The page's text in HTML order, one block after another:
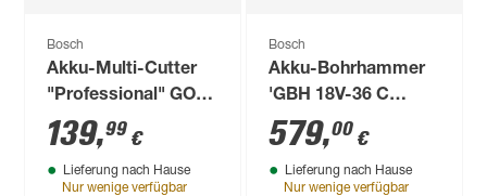
Bosch
Akku-Multi-Cutter
"Professional" GOP
12V-28
139,99 €
Lieferung nach Hause
Nur wenige verfügbar
Bosch
Akku-Bohrhammer
'GBH 18V-36 C
Professional' Solo
BITURBO mit SDS
max in Koffer
579,00 €
Lieferung nach Hause
Nur wenige verfügbar